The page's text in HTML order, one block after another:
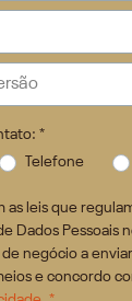
*
Telefone
as leis que
Dados Pessoais
negócio a
e concordo